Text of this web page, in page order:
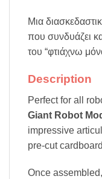
Μια
που συνδυάζει
του “φτιάχνω
Description
Perfect for all
Giant Robot
impressive
pre-cut
Once